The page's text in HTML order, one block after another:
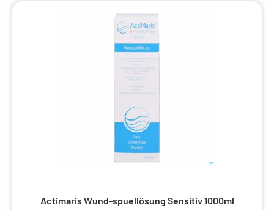
Actimaris Wund-spuellösung Sensitiv 1000ml